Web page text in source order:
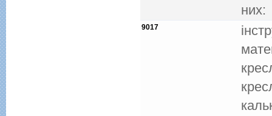
них:
9017